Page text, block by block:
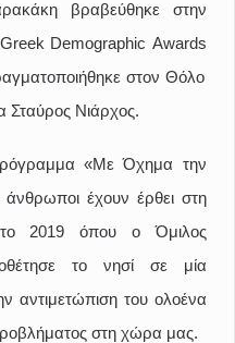
βραβεύθηκε στην
Greek Demographic Awards
στον Θόλο
Σταύρος Νιάρχος.
«Με Όχημα την
έχουν έρθει στη
2019 όπου ο Όμιλος
το νησί σε μία
αντιμετώπιση του ολοένα
στη χώρα μας.